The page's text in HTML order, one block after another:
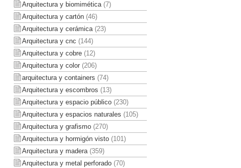
Arquitectura y biomimética(7)
Arquitectura y cartón(46)
Arquitectura y cerámica(23)
Arquitectura y cnc (144)
Arquitectura y cobre(12)
Arquitectura y color(206)
arquitectura y containers (74)
Arquitectura y escombros (13)
Arquitectura y espacio público(230)
Arquitectura y espacios naturales (105)
Arquitectura y grafismo(270)
Arquitectura y hormigón visto(101)
Arquitectura y madera(359)
Arquitectura y metal perforado(70)